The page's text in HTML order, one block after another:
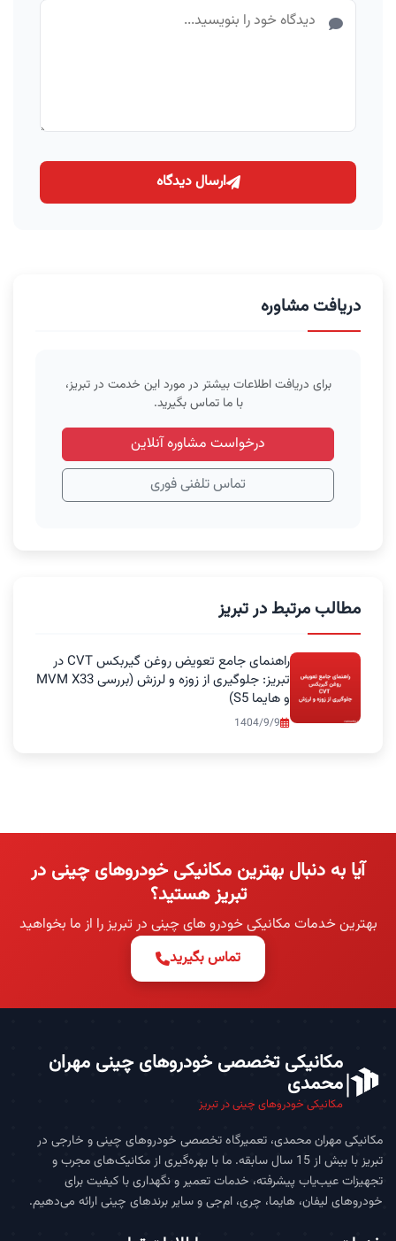
ارسال دیدگاه
دریافت مشاوره
برای دریافت اطلاعات بیشتر در مورد این خدمت در تبریز،
با ما تماس بگیرید.
درخواست مشاوره آنلاین
تماس تلفنی فوری
مطالب مرتبط در تبریز
راهنمای جامع تعویض روغن گیربکس CVT در
تبریز: جلوگیری از زوزه و لرزش (بررسی MVM X33
و هایما S5)
1404/9/9
آیا به دنبال بهترین مکانیکی خودروهای چینی در
تبریز هستید؟
بهترین خدمات مکانیکی خودرو های چینی در تبریز را از ما بخواهید
تماس بگیرید
مکانیکی تخصصی خودروهای چینی مهران
محمدی
مکانیکی خودروهای چینی در تبریز
مکانیکی مهران محمدی، تعمیرگاه تخصصی خودروهای چینی و خارجی در
تبریز با بیش از 15 سال سابقه. ما با بهره‌گیری از مکانیک‌های مجرب و
تجهیزات عیب‌یاب پیشرفته، خدمات تعمیر و نگهداری با کیفیت برای
خودروهای لیفان، هایما، چری، ام‌جی و سایر برندهای چینی ارائه می‌دهیم.